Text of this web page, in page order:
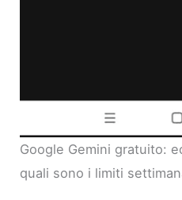
Google Gemini gratuito:
quali sono i limiti